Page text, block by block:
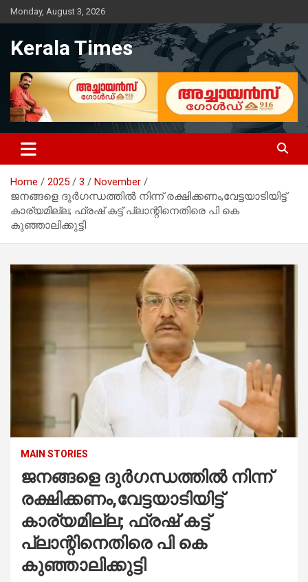
Skip
to
Monday, August 3, 2026
Kerala Times
Home 2025 3
November
ജനങ്ങളെ ദുർഗന്ധത്തിൽ നിന്ന് രക്ഷിക്കണം,വേട്ടയാടിയിട്ട്
കാര്യമില്ല; ഫ്രഷ് കട്ട് പ്ലാന്റിനെതിരെ പി കെ
കുഞ്ഞാലിക്കുട്ടി
MAIN STORIES
ജനങ്ങളെ ദുർഗന്ധത്തിൽ നിന്ന്
രക്ഷിക്കണം,വേട്ടയാടിയിട്ട്
കാര്യമില്ല; ഫ്രഷ് കട്ട്
പ്ലാന്റിനെതിരെ പി കെ
കുഞ്ഞാലിക്കുട്ടി